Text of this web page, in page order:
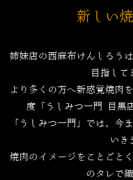
新しい
姉妹店の西麻布けんしろう
目指して
より多くの方へ新感覚焼肉
度「うしみつ一門 目黒
「うしみつ一門」では、今
いき
焼肉のイメージをことごと
のタレで